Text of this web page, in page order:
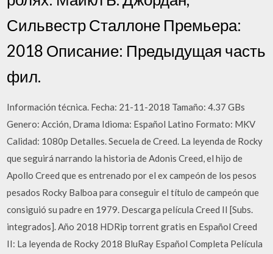
Сильвестр Сталлоне Премьера:
2018 Описание: Предыдущая часть
фил.
Información técnica. Fecha: 21-11-2018 Tamaño: 4.37 GBs
Genero: Acción, Drama Idioma: Español Latino Formato: MKV
Calidad: 1080p Detalles. Secuela de Creed. La leyenda de Rocky
que seguirá narrando la historia de Adonis Creed, el hijo de
Apollo Creed que es entrenado por el ex campeón de los pesos
pesados Rocky Balboa para conseguir el título de campeón que
consiguió su padre en 1979. Descarga película Creed II [Subs.
integrados]. Año 2018 HDRip torrent gratis en Español Creed
II: La leyenda de Rocky 2018 BluRay Español Completa Película